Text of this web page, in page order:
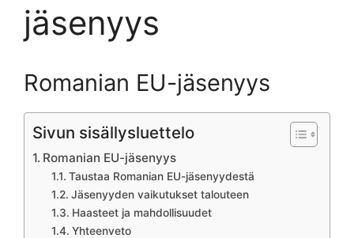
jäsenyys
Romanian EU-jäsenyys
Sivun sisällysluettelo
Romanian EU-jäsenyys
Taustaa Romanian EU-jäsenyydestä
Jäsenyyden vaikutukset talouteen
Haasteet ja mahdollisuudet
Yhteenveto